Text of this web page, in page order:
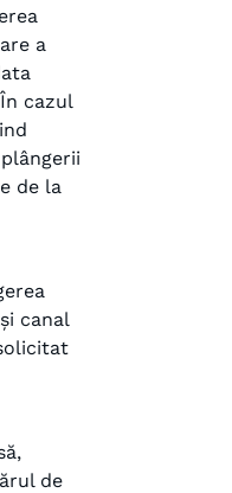
a
cazul
de la
canal
de